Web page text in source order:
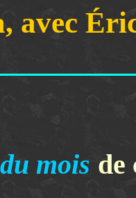
avec
mois de